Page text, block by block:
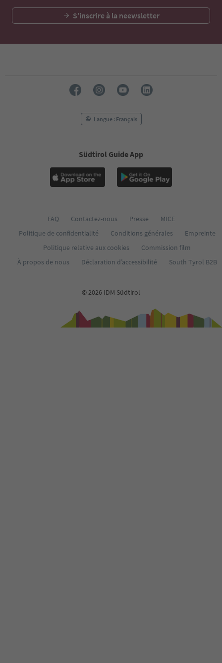
S’inscrire à la neewsletter
Langue : Français
Südtirol Guide App
FAQ Contactez-nous Presse
MICE
Politique de confidentialité
Conditions générales
Empreinte
Politique relative aux cookies
Commission film
À propos de nous
Déclaration d’accessibilité South Tyrol B2B
© 2026 IDM Südtirol